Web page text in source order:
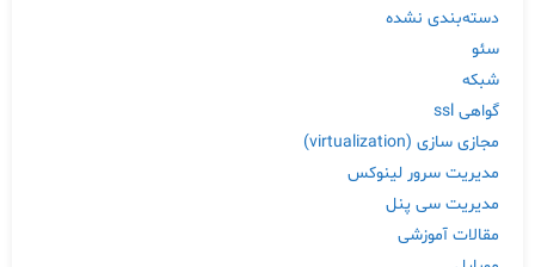
دسته‌بندی نشده
سئو
شبکه
گواهی ssl
مجازی سازی (virtualization)
مدیریت سرور لینوکس
مدیریت سی پنل
مقالات آموزشی